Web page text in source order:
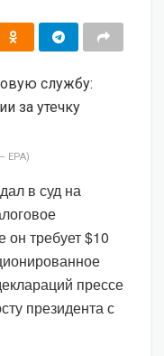
EPA)
в суд на
требует $10
прессе
президента с